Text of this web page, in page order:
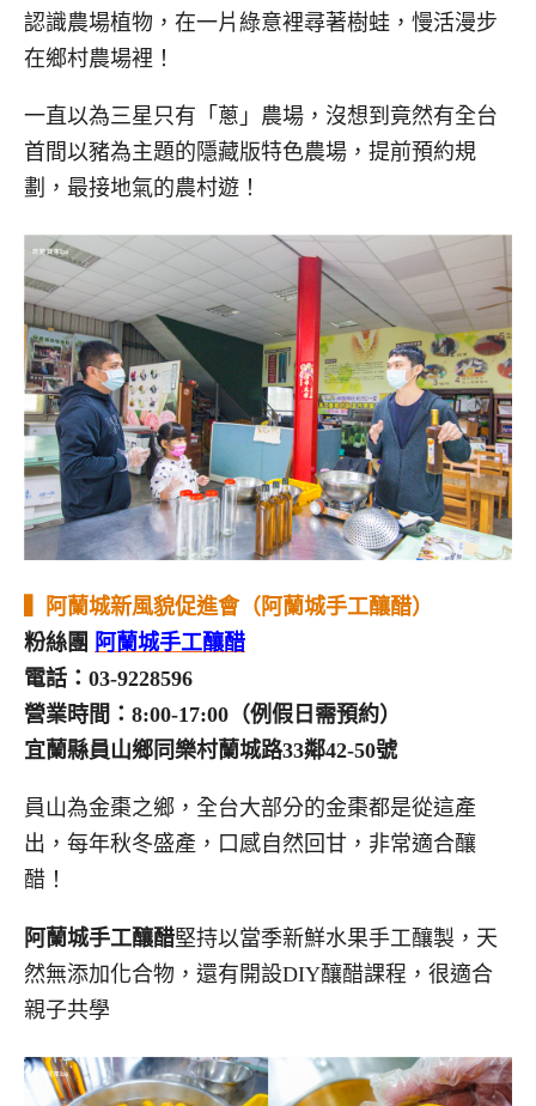
認識農場植物，在一片綠意裡尋著樹蛙，慢活漫步
在鄉村農場裡！
一直以為三星只有「蔥」農場，沒想到竟然有全台
首間以豬為主題的隱藏版特色農場，提前預約規
劃，最接地氣的農村遊！
阿蘭城新風貌促進會（阿蘭城手工釀醋）
粉絲團 阿蘭城手工釀醋
電話：03-9228596
營業時間：8:00-17:00（例假日需預約）
宜蘭縣員山鄉同樂村蘭城路33鄰42-50號
員山為金棗之鄉，全台大部分的金棗都是從這產
出，每年秋冬盛產，口感自然回甘，非常適合釀
醋！
阿蘭城手工釀醋堅持以當季新鮮水果手工釀製，天
然無添加化合物，還有開設DIY釀醋課程，很適合
親子共學